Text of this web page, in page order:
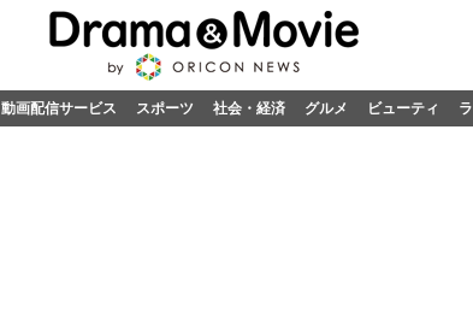
動画配信サービス スポーツ 社会・経済 グルメ ビューティ